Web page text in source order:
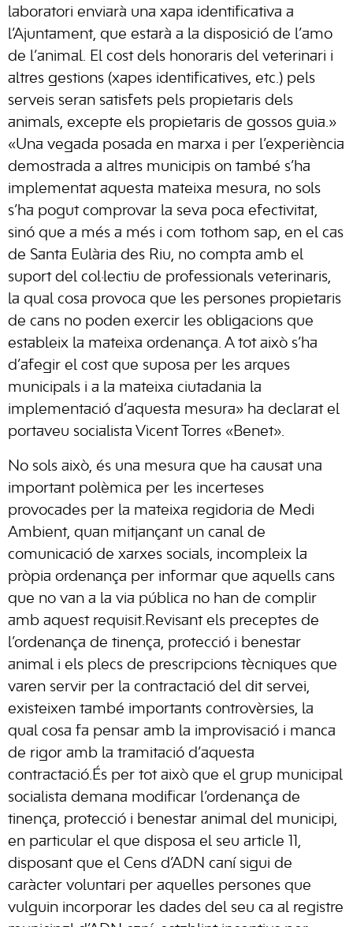
laboratori enviarà una xapa identificativa a
l’Ajuntament, que estarà a la disposició de l’amo
de l’animal. El cost dels honoraris del veterinari i
altres gestions (xapes identificatives, etc.) pels
serveis seran satisfets pels propietaris dels
animals, excepte els propietaris de gossos guia.»
«Una vegada posada en marxa i per l’experiència
demostrada a altres municipis on també s’ha
implementat aquesta mateixa mesura, no sols
s’ha pogut comprovar la seva poca efectivitat,
sinó que a més a més i com tothom sap, en el cas
de Santa Eulària des Riu, no compta amb el
suport del col·lectiu de professionals veterinaris,
la qual cosa provoca que les persones propietaris
de cans no poden exercir les obligacions que
estableix la mateixa ordenança. A tot això s’ha
d’afegir el cost que suposa per les arques
municipals i a la mateixa ciutadania la
implementació d’aquesta mesura» ha declarat el
portaveu socialista Vicent Torres «Benet».
No sols això, és una mesura que ha causat una
important polèmica per les incerteses
provocades per la mateixa regidoria de Medi
Ambient, quan mitjançant un canal de
comunicació de xarxes socials, incompleix la
pròpia ordenança per informar que aquells cans
que no van a la via pública no han de complir
amb aquest requisit.Revisant els preceptes de
l’ordenança de tinença, protecció i benestar
animal i els plecs de prescripcions tècniques que
varen servir per la contractació del dit servei,
existeixen també importants controvèrsies, la
qual cosa fa pensar amb la improvisació i manca
de rigor amb la tramitació d’aquesta
contractació.És per tot això que el grup municipal
socialista demana modificar l’ordenança de
tinença, protecció i benestar animal del municipi,
en particular el que disposa el seu article 11,
disposant que el Cens d’ADN caní sigui de
caràcter voluntari per aquelles persones que
vulguin incorporar les dades del seu ca al registre